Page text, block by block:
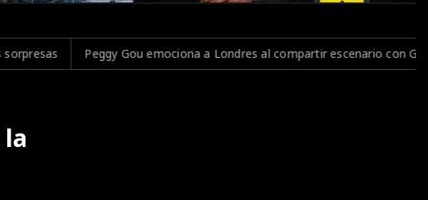
a Londres al compartir escenario con Gala para interpretar el clásico